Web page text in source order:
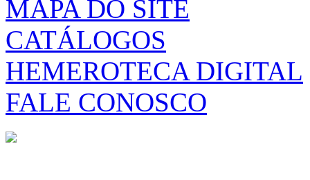
MAPA DO SITE
CATÁLOGOS
HEMEROTECA DIGITAL
FALE CONOSCO